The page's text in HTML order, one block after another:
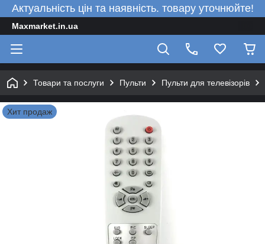
Актуальність цін та наявність. товару уточнюйте!
Maxmarket.in.ua
Товари та послуги Пульти Пульти для телевізорів
Хит продаж